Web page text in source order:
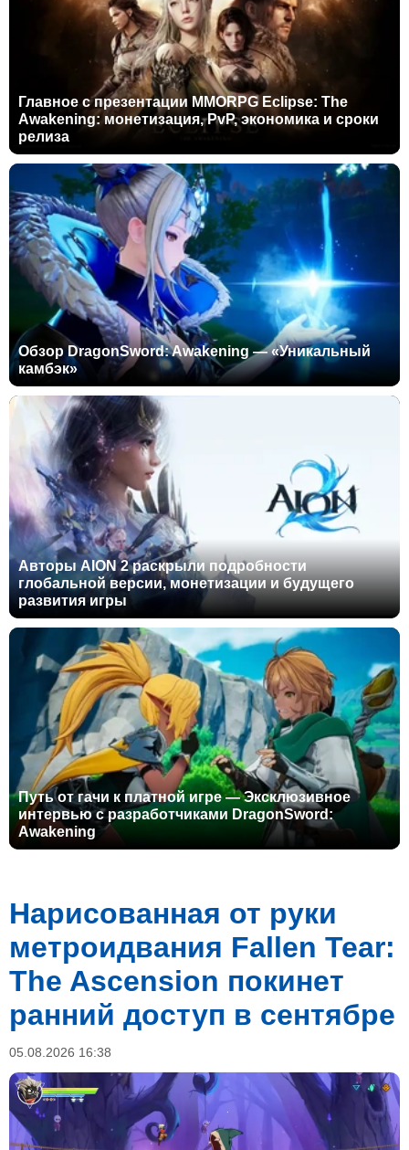
Главное с презентации MMORPG Eclipse: The
Awakening: монетизация, PvP, экономика и сроки
релиза
Обзор DragonSword: Awakening — «Уникальный
камбэк»
Авторы AION 2 раскрыли подробности
глобальной версии, монетизации и будущего
развития игры
Путь от гачи к платной игре — Эксклюзивное
интервью с разработчиками DragonSword:
Awakening
Нарисованная от руки
метроидвания Fallen Tear:
The Ascension покинет
ранний доступ в сентябре
05.08.2026 16:38